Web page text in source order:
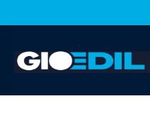
HOME
CATALOGO PRODOTTI